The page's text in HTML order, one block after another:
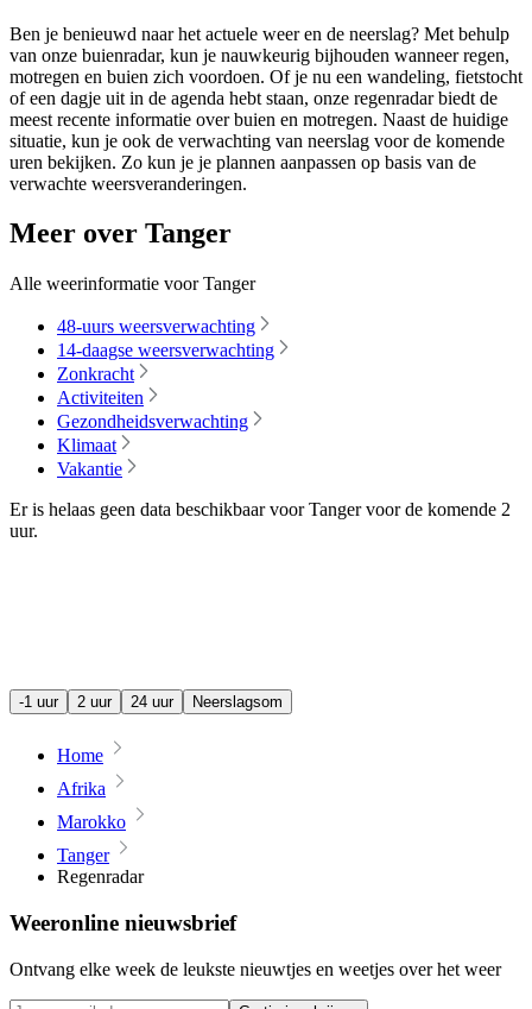
Ben je benieuwd naar het actuele weer en de neerslag? Met behulp
van onze buienradar, kun je nauwkeurig bijhouden wanneer regen,
motregen en buien zich voordoen. Of je nu een wandeling, fietstocht
of een dagje uit in de agenda hebt staan, onze regenradar biedt de
meest recente informatie over buien en motregen. Naast de huidige
situatie, kun je ook de verwachting van neerslag voor de komende
uren bekijken. Zo kun je je plannen aanpassen op basis van de
verwachte weersveranderingen.
Meer over Tanger
Alle weerinformatie voor Tanger
48-uurs weersverwachting
14-daagse weersverwachting
Zonkracht
Activiteiten
Gezondheidsverwachting
Klimaat
Vakantie
Er is helaas geen data beschikbaar voor Tanger voor de komende 2
uur.
-1 uur 2 uur 24 uur Neerslagsom
Home
Afrika
Marokko
Tanger
Regenradar
Weeronline nieuwsbrief
Ontvang elke week de leukste nieuwtjes en weetjes over het weer